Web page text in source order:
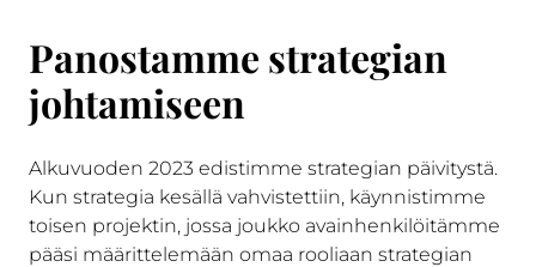
Panostamme strategian
johtamiseen
Alkuvuoden 2023 edistimme strategian päivitystä.
Kun strategia kesällä vahvistettiin, käynnistimme
toisen projektin, jossa joukko avainhenkilöitämme
pääsi määrittelemään omaa rooliaan strategian